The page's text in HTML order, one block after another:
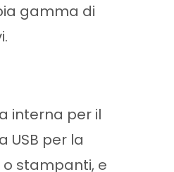
gamma di
interna per il
USB per la
o stampanti, e